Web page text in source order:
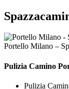
Portello Milano –
Pulizia Camino
Pulizia